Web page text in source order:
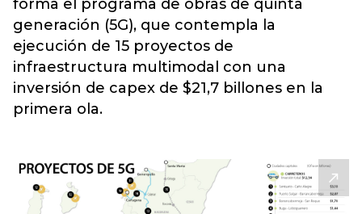
forma el programa de obras de quinta
generación (5G), que contempla la
ejecución de 15 proyectos de
infraestructura multimodal con una
inversión de capex de $21,7 billones en la
primera ola.